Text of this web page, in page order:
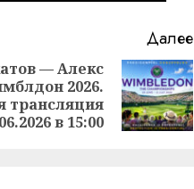
Далее
— Алекс
2026.
трансляция
в 15:00